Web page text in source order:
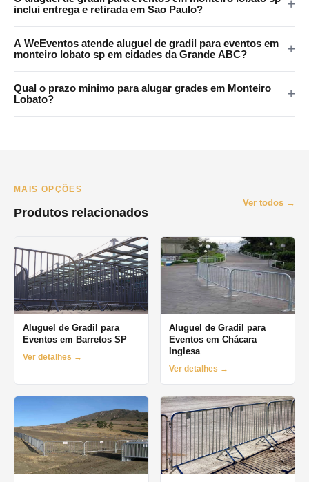
pontos e tratamento anticorrosao. Certificadas para eventos
inclui entrega e retirada em Sao Paulo?
Paulo e Grande SP. Atendemos Monteiro Lobato e regiao
A WeEventos atende aluguel de gradil para eventos em
monteiro lobato sp em cidades da Grande ABC?
Diadema e Maua. Consulte disponibilidade pelo WhatsApp.
Qual o prazo minimo para alugar grades em Monteiro
Lobato?
MAIS OPÇÕES
Produtos relacionados
Ver todos →
Aluguel de Gradil para
Eventos em Barretos SP
Ver detalhes →
Aluguel de Gradil para
Eventos em Chácara
Inglesa
Ver detalhes →